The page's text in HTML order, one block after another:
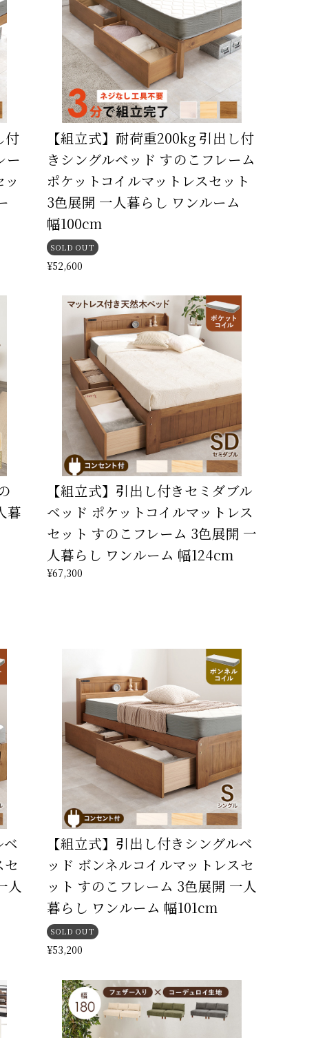
付
ー
【組立式】耐荷重200kg 引出し付
きシングルベッド すのこフレーム
ポケットコイルマットレスセット
3色展開 一人暮らし ワンルーム
幅100cm
SOLD OUT
¥52,600
暮
【組立式】引出し付きセミダブル
ベッド ポケットコイルマットレス
セット すのこフレーム 3色展開 一
人暮らし ワンルーム 幅124cm
¥67,300
セ
人
【組立式】引出し付きシングルベ
ッド ボンネルコイルマットレスセ
ット すのこフレーム 3色展開 一人
暮らし ワンルーム 幅101cm
SOLD OUT
¥53,200